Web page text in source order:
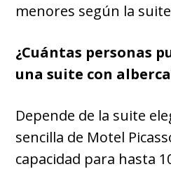
menores según la
¿Cuántas personas
una suite con
Depende de la suite
sencilla de Motel
capacidad para hasta